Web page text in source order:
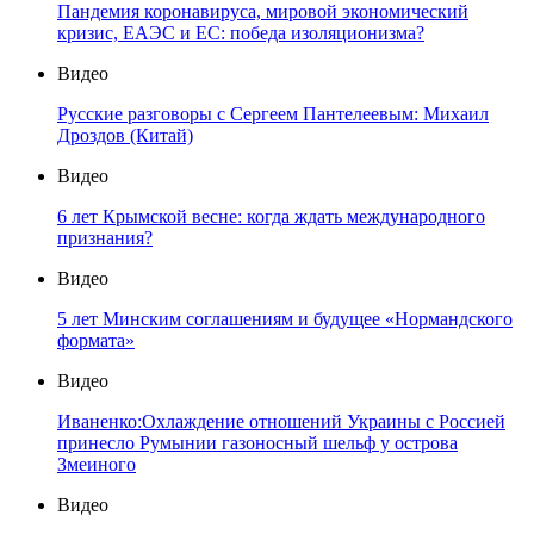
Пандемия коронавируса, мировой экономический
кризис, ЕАЭС и ЕС: победа изоляционизма?
Видео
Русские разговоры с Сергеем Пантелеевым: Михаил
Дроздов (Китай)
Видео
6 лет Крымской весне: когда ждать международного
признания?
Видео
5 лет Минским соглашениям и будущее «Нормандского
формата»
Видео
Иваненко:Охлаждение отношений Украины с Россией
принесло Румынии газоносный шельф у острова
Змеиного
Видео